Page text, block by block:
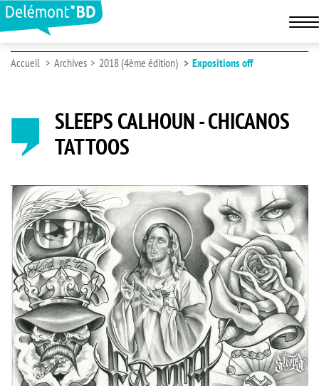
Accueil Archives 2018 (4ème édition) Expositions off
SLEEPS CALHOUN - CHICANOS
TATTOOS